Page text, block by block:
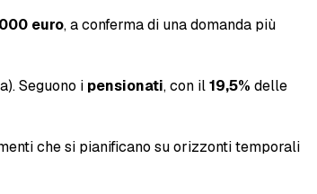
euro, a conferma di una domanda più
Seguono i pensionati, con il19,5% delle
che si pianificano su orizzonti temporali